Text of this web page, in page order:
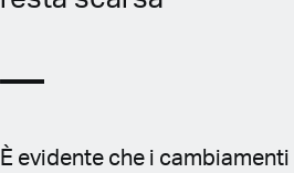
È evidente che i